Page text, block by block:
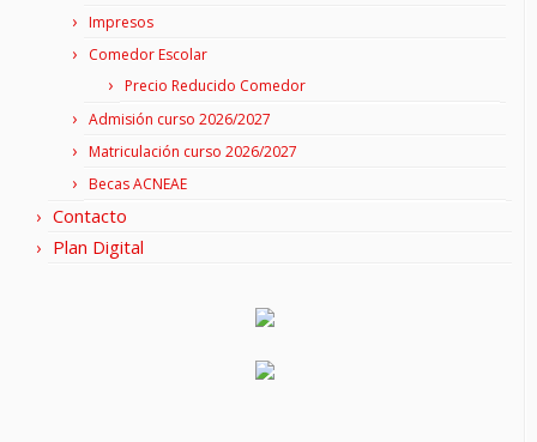
Impresos
Comedor Escolar
Precio Reducido Comedor
Admisión curso 2026/2027
Matriculación curso 2026/2027
Becas ACNEAE
Contacto
Plan Digital